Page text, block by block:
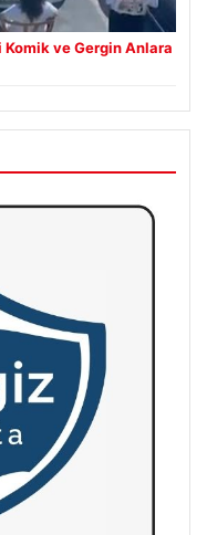
Komik ve Gergin Anlara